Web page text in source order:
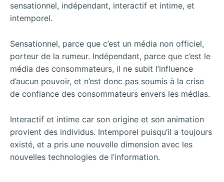
sensationnel, indépendant, interactif et intime, et
intemporel.
Sensationnel, parce que c’est un média non officiel,
porteur de la rumeur. Indépendant, parce que c’est le
média des consommateurs, il ne subit l’influence
d’aucun pouvoir, et n’est donc pas soumis à la crise
de confiance des consommateurs envers les médias.
Interactif et intime car son origine et son animation
provient des individus. Intemporel puisqu’il a toujours
existé, et a pris une nouvelle dimension avec les
nouvelles technologies de l’information.